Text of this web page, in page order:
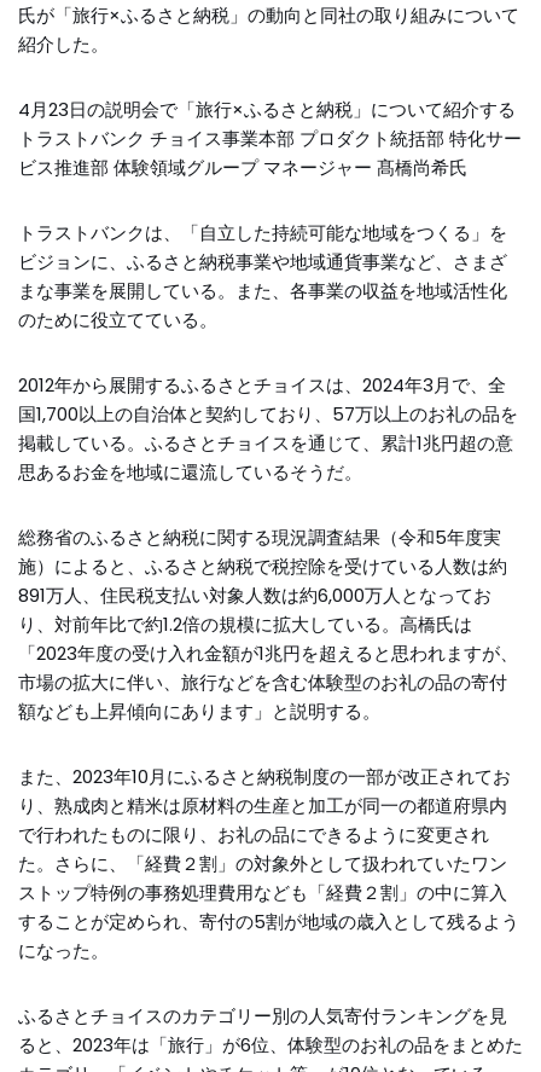
氏が「旅行×ふるさと納税」の動向と同社の取り組みについて
紹介した。
4月23日の説明会で「旅行×ふるさと納税」について紹介する
トラストバンク チョイス事業本部 プロダクト統括部 特化サー
ビス推進部 体験領域グループ マネージャー 髙橋尚希氏
トラストバンクは、「自立した持続可能な地域をつくる」を
ビジョンに、ふるさと納税事業や地域通貨事業など、さまざ
まな事業を展開している。また、各事業の収益を地域活性化
のために役立てている。
2012年から展開するふるさとチョイスは、2024年3月で、全
国1,700以上の自治体と契約しており、57万以上のお礼の品を
掲載している。ふるさとチョイスを通じて、累計1兆円超の意
思あるお金を地域に還流しているそうだ。
総務省のふるさと納税に関する現況調査結果（令和5年度実
施）によると、ふるさと納税で税控除を受けている人数は約
891万人、住民税支払い対象人数は約6,000万人となってお
り、対前年比で約1.2倍の規模に拡大している。高橋氏は
「2023年度の受け入れ金額が1兆円を超えると思われますが、
市場の拡大に伴い、旅行などを含む体験型のお礼の品の寄付
額なども上昇傾向にあります」と説明する。
また、2023年10月にふるさと納税制度の一部が改正されてお
り、熟成肉と精米は原材料の生産と加工が同一の都道府県内
で行われたものに限り、お礼の品にできるように変更され
た。さらに、「経費２割」の対象外として扱われていたワン
ストップ特例の事務処理費用なども「経費２割」の中に算入
することが定められ、寄付の5割が地域の歳入として残るよう
になった。
ふるさとチョイスのカテゴリー別の人気寄付ランキングを見
ると、2023年は「旅行」が6位、体験型のお礼の品をまとめた